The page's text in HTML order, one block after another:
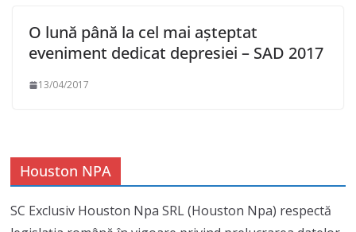
O lună până la cel mai așteptat
eveniment dedicat depresiei – SAD 2017
13/04/2017
Houston NPA
SC Exclusiv Houston Npa SRL (Houston Npa) respectă